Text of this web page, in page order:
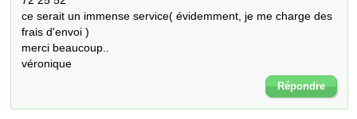
ce serait un immense service( évidemment, je me charge des
frais d'envoi )
merci beaucoup..
véronique
Répondre